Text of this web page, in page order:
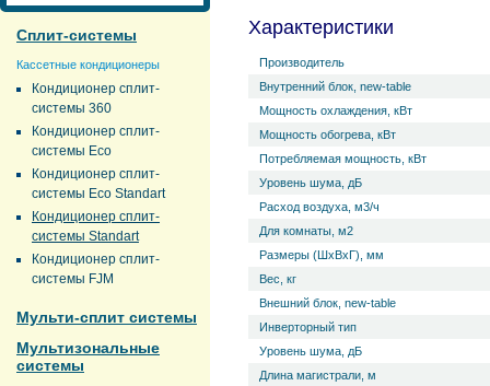
Сплит-системы
Кассетные кондиционеры
Кондиционер сплит-
системы 360
Кондиционер сплит-
системы Eco
Кондиционер сплит-
системы Eco Standart
Кондиционер сплит-
системы Standart
Кондиционер сплит-
системы FJM
Мульти-сплит системы
Мультизональные
системы
Характеристики
Производитель
Внутренний блок, new-table
Мощность охлаждения, кВт
Мощность обогрева, кВт
Потребляемая мощность, кВт
Уровень ш­ума, дБ
Расход воздуха, м3/ч
Для комнаты, м2
Размеры (ШхВхГ), мм
Вес, кг
Внешний блок, new-table
Инверторный тип
Уровень ш­ума, дБ
Длина магистрали, м